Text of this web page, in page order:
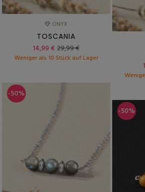
ONYX
TOSCANIA
14,99 € 29,99 €
Weniger als 10 Stück auf Lager
-50%
-50%